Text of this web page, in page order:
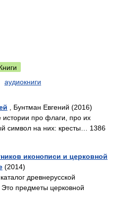
аудиокниги
, Бунтман Евгений (2016)
истории про флаги, про их
символ на них: кресты… 1386
иконописи и церковной
(2014)
древнерусской
Это предметы церковной